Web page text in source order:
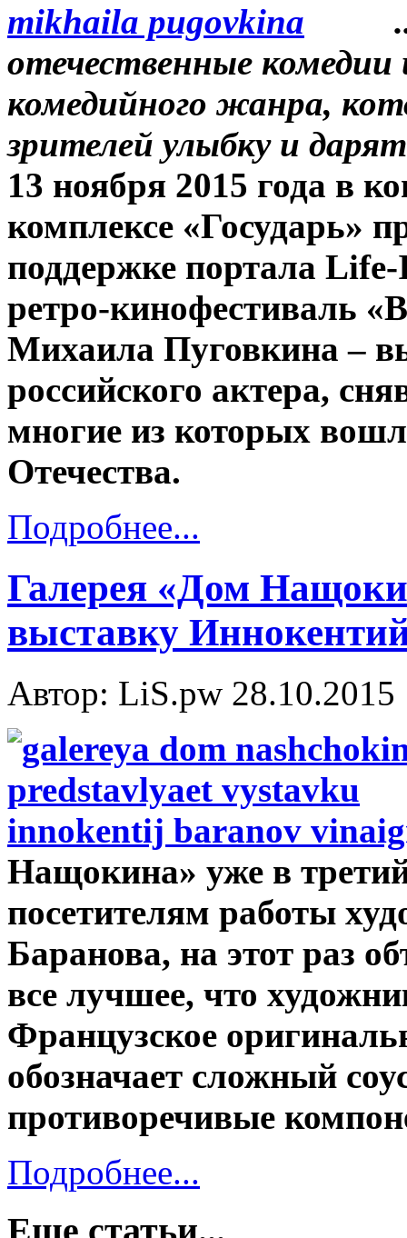
отечественные
комедийного жанра,
зрителей улыбку и
13 ноября 2015 года в
комплексе «Государь»
поддержке портала
ретро-кинофестиваль
Михаила Пуговкина –
российского актера,
многие из которых
Отечества.
Подробнее...
Галерея «Дом
выставку
Автор: LiS.pw 28.10.2015
Нащокина» уже в
посетителям работы
Баранова, на этот раз
все лучшее, что
Французское
обозначает сложный
противоречивые
Подробнее...